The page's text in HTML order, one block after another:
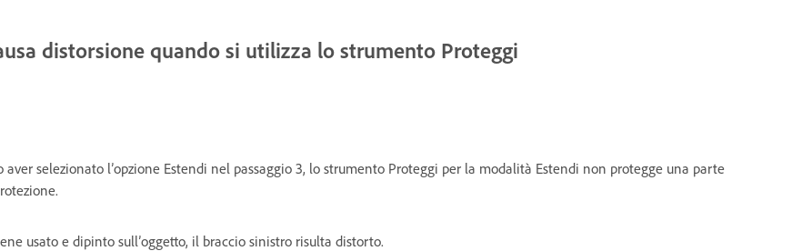
distorsione quando si utilizza lo strumento Proteggi
selezionato l’opzione Estendi nel passaggio 3, lo strumento Proteggi per la modalità Estendi non protegge una parte
usato e dipinto sull’oggetto, il braccio sinistro risulta distorto.